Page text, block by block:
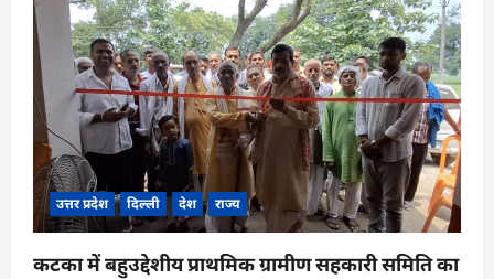
उत्तर प्रदेश दिल्ली देश राज्य
कटका में बहुउद्देशीय प्राथमिक ग्रामीण सहकारी समिति का